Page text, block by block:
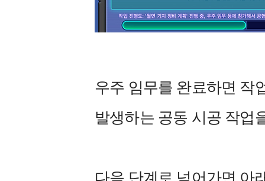
우주 임무를 완료하면 작
발생하는 공동 시공 작업